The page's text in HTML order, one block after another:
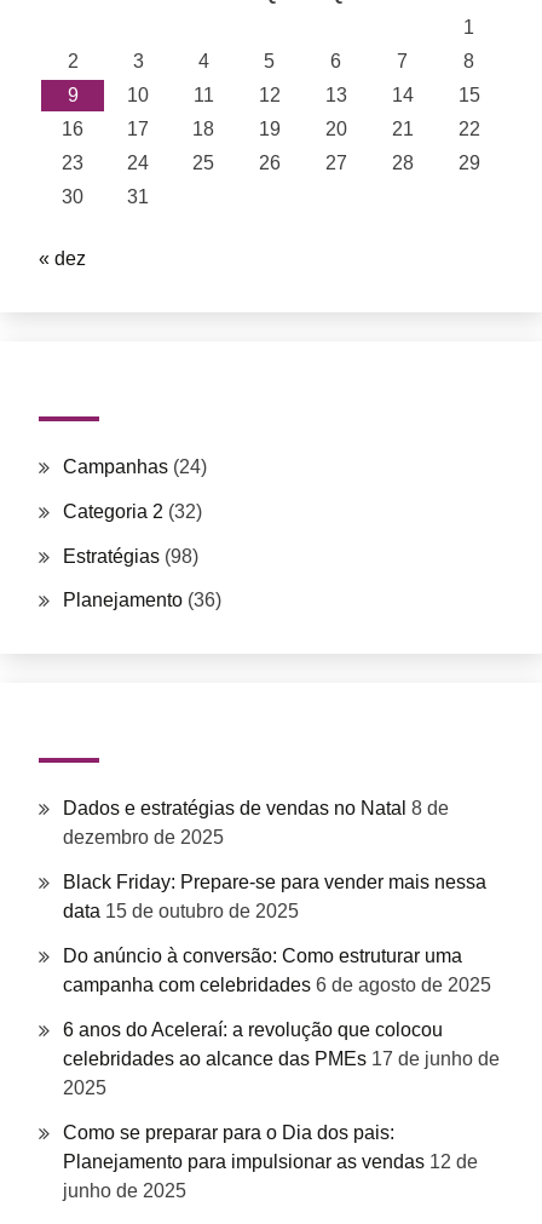
1
2
3 4 5 6 7
8
9
10 11 12 13 14
15
16
17 18 19 20 21
22
23
24 25 26 27 28
29
30
31
« dez
Campanhas (24)
Categoria 2 (32)
Estratégias (98)
Planejamento (36)
Dados e estratégias de vendas no Natal 8 de
dezembro de 2025
Black Friday: Prepare-se para vender mais nessa
data 15 de outubro de 2025
Do anúncio à conversão: Como estruturar uma
campanha com celebridades 6 de agosto de 2025
6 anos do Aceleraí: a revolução que colocou
celebridades ao alcance das PMEs 17 de junho de
2025
Como se preparar para o Dia dos pais:
Planejamento para impulsionar as vendas 12 de
junho de 2025